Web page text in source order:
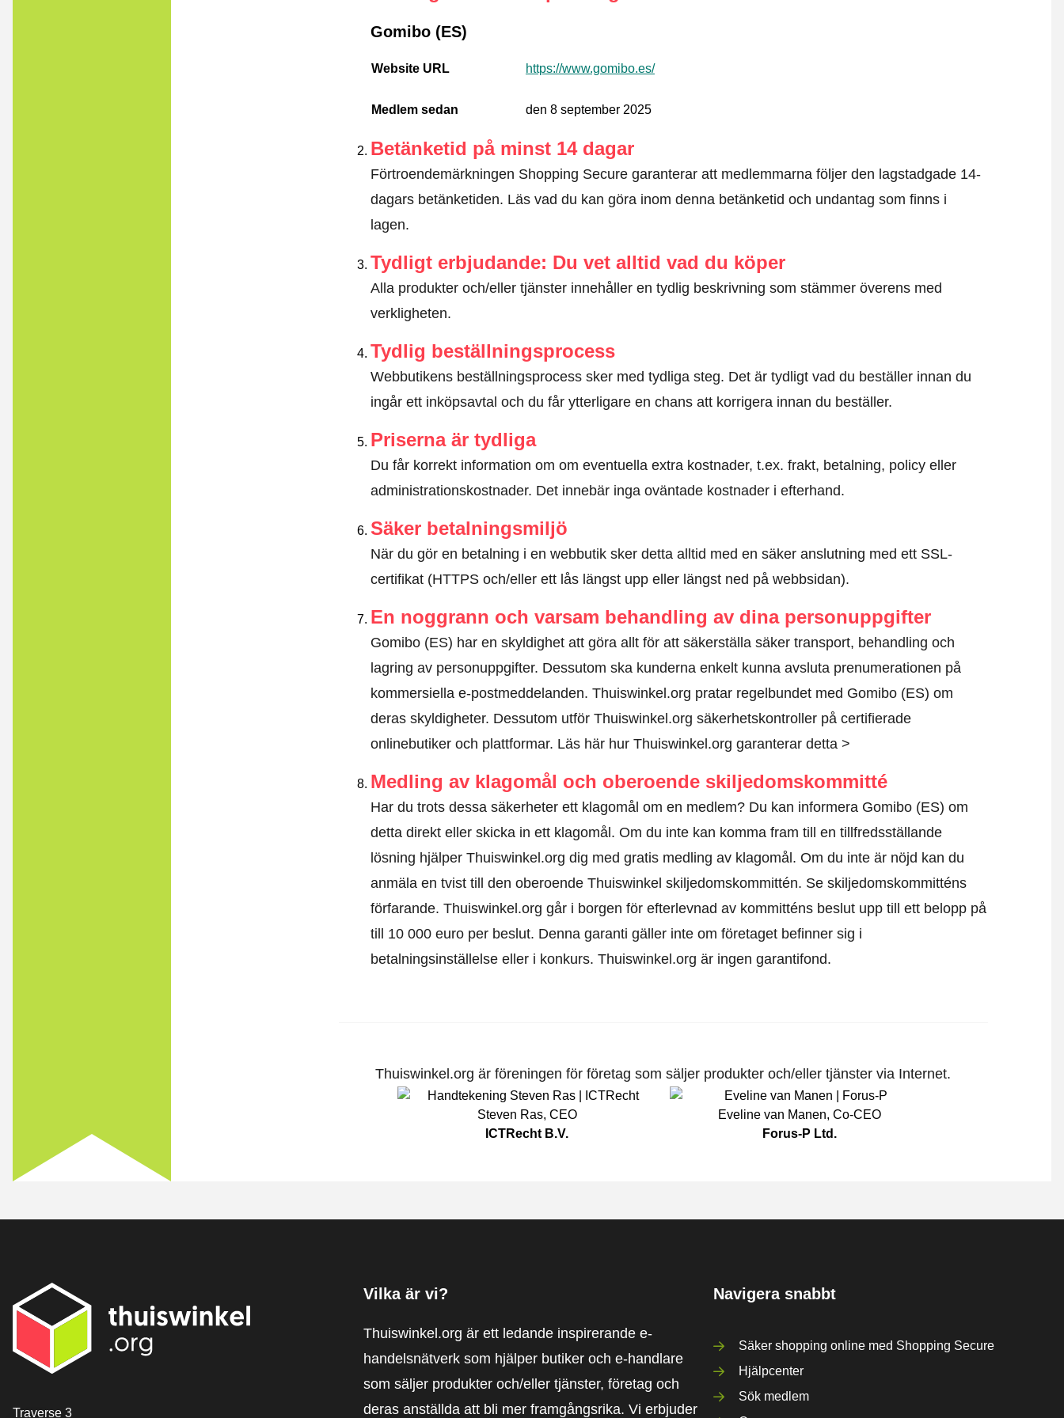
Gomibo (ES)
Website URL https://www.gomibo.es/
Medlem sedan den 8 september 2025
Betänketid på minst 14 dagar
Förtroendemärkningen Shopping Secure garanterar att medlemmarna följer den lagstadgade 14-
dagars betänketiden. Läs vad du kan göra inom denna betänketid och undantag som finns i
lagen.
Tydligt erbjudande: Du vet alltid vad du köper
Alla produkter och/eller tjänster innehåller en tydlig beskrivning som stämmer överens med
verkligheten.
Tydlig beställningsprocess
Webbutikens beställningsprocess sker med tydliga steg. Det är tydligt vad du beställer innan du
ingår ett inköpsavtal och du får ytterligare en chans att korrigera innan du beställer.
Priserna är tydliga
Du får korrekt information om om eventuella extra kostnader, t.ex. frakt, betalning, policy eller
administrationskostnader. Det innebär inga oväntade kostnader i efterhand.
Säker betalningsmiljö
När du gör en betalning i en webbutik sker detta alltid med en säker anslutning med ett SSL-
certifikat (HTTPS och/eller ett lås längst upp eller längst ned på webbsidan).
En noggrann och varsam behandling av dina personuppgifter
Gomibo (ES) har en skyldighet att göra allt för att säkerställa säker transport, behandling och
lagring av personuppgifter. Dessutom ska kunderna enkelt kunna avsluta prenumerationen på
kommersiella e-postmeddelanden. Thuiswinkel.org pratar regelbundet med Gomibo (ES) om
deras skyldigheter. Dessutom utför Thuiswinkel.org säkerhetskontroller på certifierade
onlinebutiker och plattformar. Läs här hur Thuiswinkel.org garanterar detta >
Medling av klagomål och oberoende skiljedomskommitté
Har du trots dessa säkerheter ett klagomål om en medlem? Du kan informera Gomibo (ES) om
detta direkt ellerskicka in ett klagomål . Om du inte kan komma fram till en tillfredsställande
lösning hjälper Thuiswinkel.org dig med gratis medling av klagomål. Om du inte är nöjd kan du
anmäla en tvist till den oberoende Thuiswinkel skiljedomskommittén. Se skiljedomskommitténs
förfarande. Thuiswinkel.org går i borgen för efterlevnad av kommitténs beslut upp till ett belopp på
till 10 000 euro per beslut. Denna garanti gäller inte om företaget befinner sig i
betalningsinställelse eller i konkurs. Thuiswinkel.org är ingen garantifond.
Thuiswinkel.org är föreningen för företag som säljer produkter och/eller tjänster via Internet.
Steven Ras, CEO
ICTRecht B.V.
Eveline van Manen, Co-CEO
Forus-P Ltd.
[_General:Contact]
Traverse 3
Vilka är vi?
Thuiswinkel.org är ett ledande inspirerande e-
handelsnätverk som hjälper butiker och e-handlare
som säljer produkter och/eller tjänster, företag och
deras anställda att bli mer framgångsrika. Vi erbjuder
Navigera snabbt
Säker shopping online med Shopping Secure
Hjälpcenter
Sök medlem